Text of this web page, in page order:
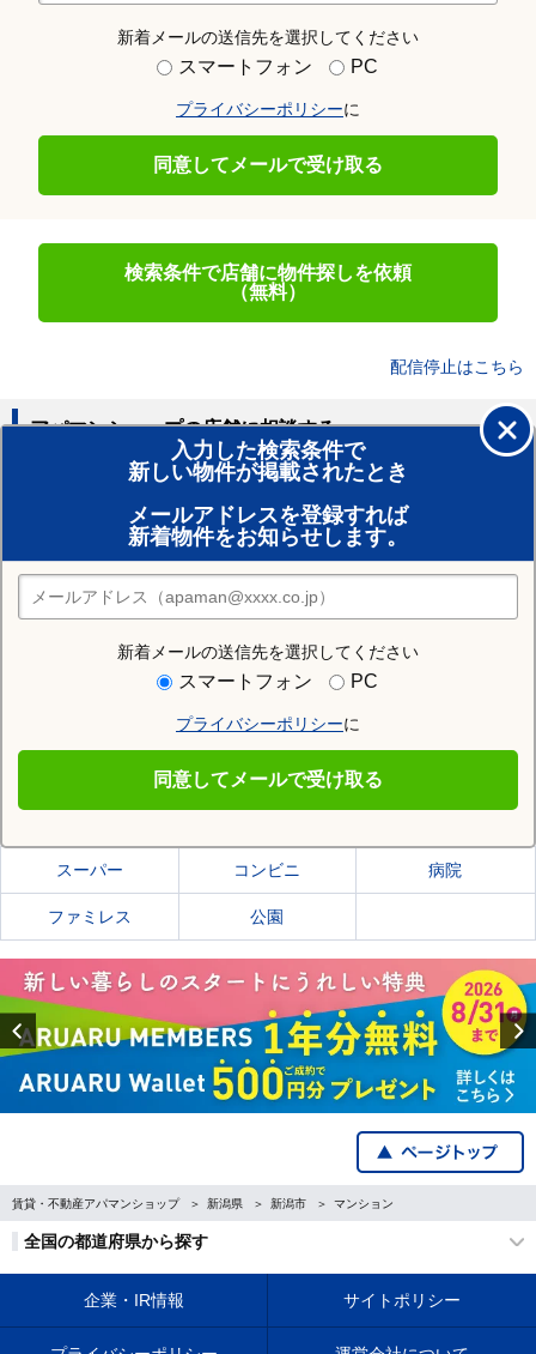
新着メールの送信先を選択してください
スマートフォン PC
プライバシーポリシーに
同意してメールで受け取る
検索条件で店舗に物件探しを依頼
（無料）
配信停止はこちら
入力した検索条件で
新しい物件が掲載されたとき
メールアドレスを登録すれば
新着物件をお知らせします。
新着メールの送信先を選択してください
スマートフォン PC
プライバシーポリシーに
同意してメールで受け取る
アパマンショップの店舗に相談する
賃貸のプロがお部屋探し！
おまかせ物件リクエスト
住みたい街の店舗を探す
店舗検索
住む街研究所で新潟市中央区の情報を見る
新潟市中央区の施設一覧
スーパー コンビニ 病院
ファミレス 公園
Previous
賃貸・不動産アパマンショップ 新潟県 新潟市 マンション
全国の都道府県から探す
企業・IR情報 サイトポリシー